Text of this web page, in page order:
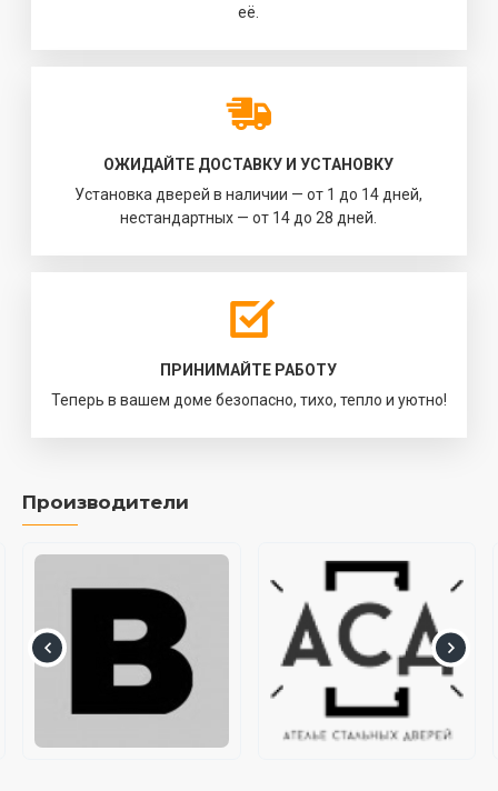
её.
ОЖИДАЙТЕ ДОСТАВКУ И УСТАНОВКУ
Установка дверей в наличии — от 1 до 14 дней,
нестандартных — от 14 до 28 дней.
ПРИНИМАЙТЕ РАБОТУ
Теперь в вашем доме безопасно, тихо, тепло и уютно!
Производители